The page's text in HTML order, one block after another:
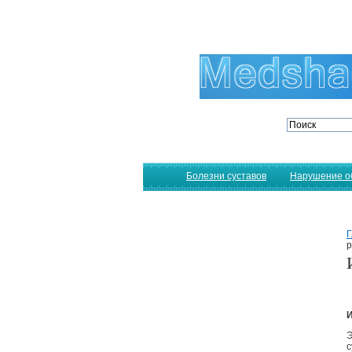
Болезни суставов Нарушение